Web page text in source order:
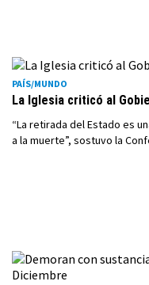
PAÍS/MUNDO
La Iglesia criticó al
“La retirada del Estado es
a la muerte”, sostuvo la